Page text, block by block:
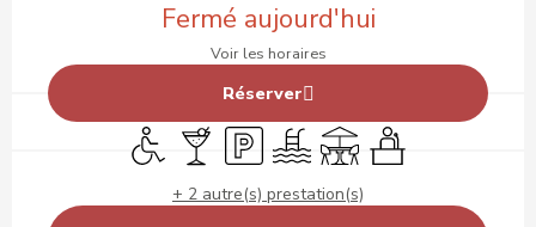
Fermé aujourd'hui
Voir les horaires
Réserver
Accès handicapés
Bar / Buvette
Parking PiscineTerrasseSéminaires
+ 2 autre(s) prestation(s)